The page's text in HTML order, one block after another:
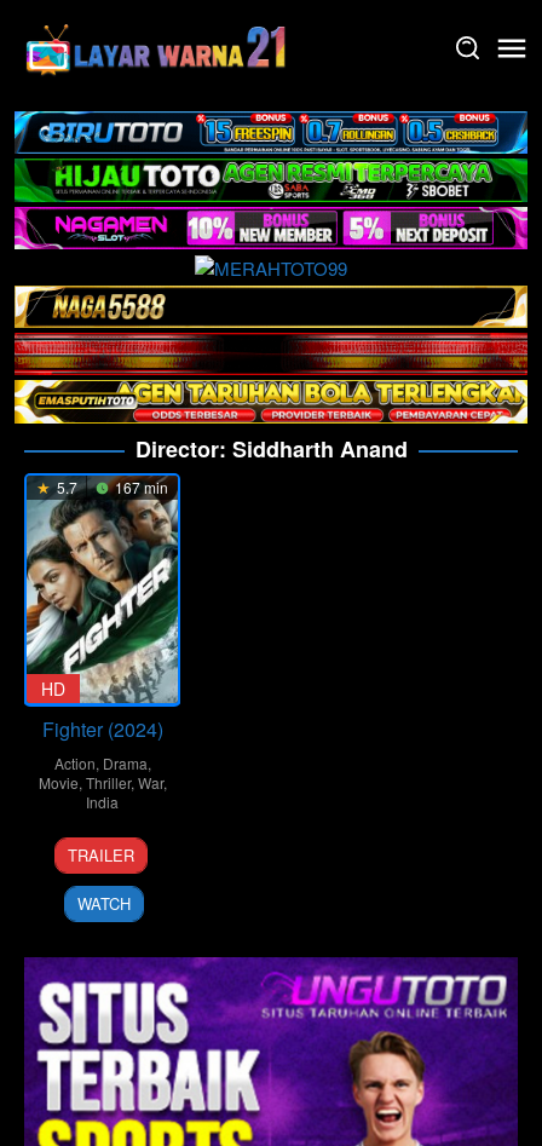
content
Director: Siddharth Anand
5.7 167 min
HD
Fighter (2024)
Action, Drama,
Movie, Thriller, War,
India
24
Jan
2024
Siddharth
Anand
TRAILER
WATCH